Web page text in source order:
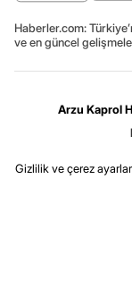
Haberler.com:
ve en güncel
Arzu Kaprol
Gizlilik ve çerez